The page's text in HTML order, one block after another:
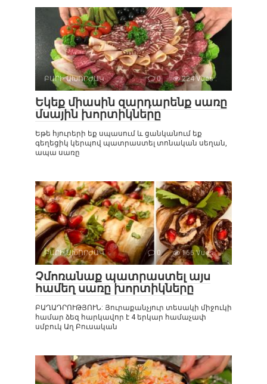
ԲԱՐԻ ԱԽՈՐԺԱԿ 0 224 Vues :
Եկեք միասին զարդարենք սառը
մսային խորտիկները
Եթե ​​հյուրերի եք սպասում և ցանկանում եք
գեղեցիկ կերպով պատրաստել տոնական սեղան,
ապա սառը
ԲԱՐԻ ԱԽՈՐԺԱԿ 0 166 Vues :
Չմոռանաք պատրաստել այս
համեղ սառը խորտիկները
ԲԱՂԱԴՐՈՒԹՅՈՒՆ: Յուրաքանչյուր տեսակի միջուկի
համար ձեզ հարկավոր է 4 երկար համաչափ
սմբուկ Աղ Բուսական